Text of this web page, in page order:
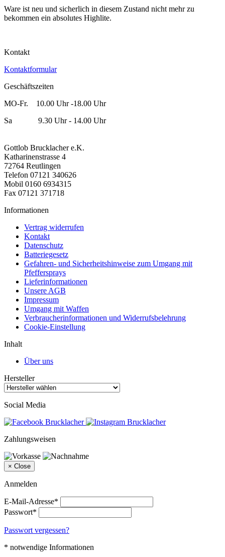
Ware ist neu und sicherlich in diesem Zustand nicht mehr zu
bekommen ein absolutes Highlite.
Kontakt
Kontaktformular
Geschäftszeiten
MO-Fr. 10.00 Uhr -18.00 Uhr
Sa 9.30 Uhr - 14.00 Uhr
Gottlob Brucklacher e.K.
Katharinenstrasse 4
72764 Reutlingen
Telefon 07121 340626
Mobil 0160 6934315
Fax 07121 371718
Informationen
Vertrag widerrufen
Kontakt
Datenschutz
Batteriegesetz
Gefahren- und Sicherheitshinweise zum Umgang mit
Pfeffersprays
Lieferinformationen
Unsere AGB
Impressum
Umgang mit Waffen
Verbraucherinformationen und Widerrufsbelehrung
Cookie-Einstellung
Inhalt
Über uns
Hersteller
Social Media
Zahlungsweisen
× Close
Anmelden
E-Mail-Adresse*
Passwort*
Passwort vergessen?
* notwendige Informationen